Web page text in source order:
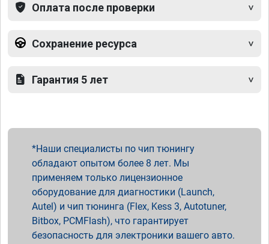
Оплата после проверки
Сохранение ресурса
Гарантия 5 лет
Наши специалисты по чип тюнингу
обладают опытом более 8 лет. Мы
применяем только лицензионное
оборудование для диагностики (Launch,
Autel) и чип тюнинга (Flex, Kess 3, Autotuner,
Bitbox, PCMFlash), что гарантирует
безопасность для электроники вашего авто.